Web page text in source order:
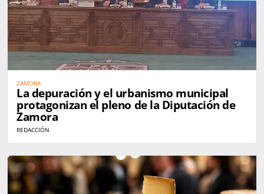
ZAMORA
La depuración y el urbanismo municipal
protagonizan el pleno de la Diputación de
Zamora
REDACCIÓN